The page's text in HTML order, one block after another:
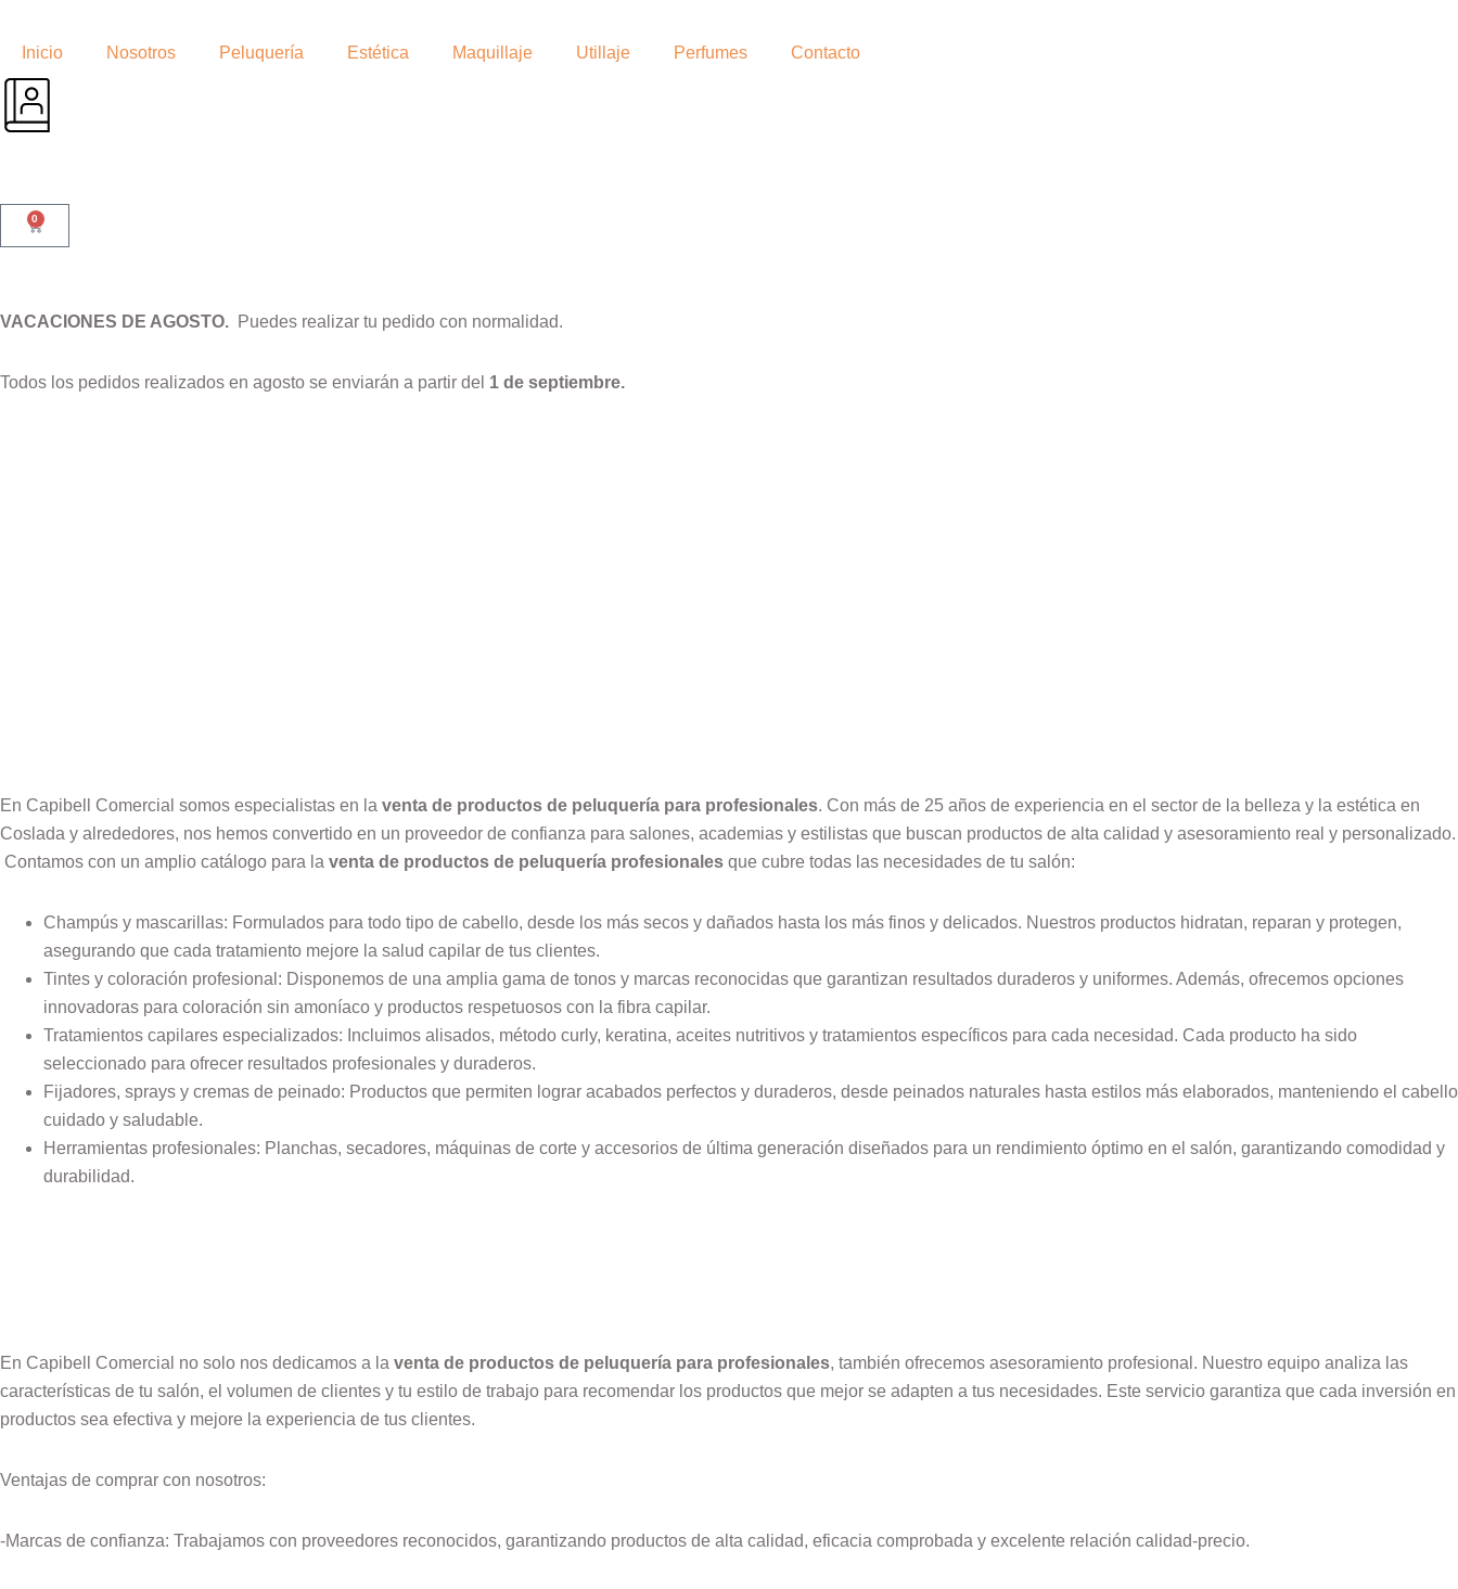
Inicio Nosotros Peluquería Estética Maquillaje Utillaje Perfumes Contacto
0
VACACIONES DE AGOSTO. Puedes realizar tu pedido con normalidad.
Todos los pedidos realizados en agosto se enviarán a partir del 1 de septiembre.
En Capibell Comercial somos especialistas en la venta de productos de peluquería para profesionales. Con más de 25 años de experiencia en el sector de la belleza y la estética en
Coslada y alrededores, nos hemos convertido en un proveedor de confianza para salones, academias y estilistas que buscan productos de alta calidad y asesoramiento real y personalizado.
Contamos con un amplio catálogo para la venta de productos de peluquería profesionales que cubre todas las necesidades de tu salón:
Champús y mascarillas: Formulados para todo tipo de cabello, desde los más secos y dañados hasta los más finos y delicados. Nuestros productos hidratan, reparan y protegen,
asegurando que cada tratamiento mejore la salud capilar de tus clientes.
Tintes y coloración profesional: Disponemos de una amplia gama de tonos y marcas reconocidas que garantizan resultados duraderos y uniformes. Además, ofrecemos opciones
innovadoras para coloración sin amoníaco y productos respetuosos con la fibra capilar.
Tratamientos capilares especializados: Incluimos alisados, método curly, keratina, aceites nutritivos y tratamientos específicos para cada necesidad. Cada producto ha sido
seleccionado para ofrecer resultados profesionales y duraderos.
Fijadores, sprays y cremas de peinado: Productos que permiten lograr acabados perfectos y duraderos, desde peinados naturales hasta estilos más elaborados, manteniendo el cabello
cuidado y saludable.
Herramientas profesionales: Planchas, secadores, máquinas de corte y accesorios de última generación diseñados para un rendimiento óptimo en el salón, garantizando comodidad y
durabilidad.
En Capibell Comercial no solo nos dedicamos a la venta de productos de peluquería para profesionales, también ofrecemos asesoramiento profesional. Nuestro equipo analiza las
características de tu salón, el volumen de clientes y tu estilo de trabajo para recomendar los productos que mejor se adapten a tus necesidades. Este servicio garantiza que cada inversión en
productos sea efectiva y mejore la experiencia de tus clientes.
Ventajas de comprar con nosotros:
-Marcas de confianza: Trabajamos con proveedores reconocidos, garantizando productos de alta calidad, eficacia comprobada y excelente relación calidad-precio.